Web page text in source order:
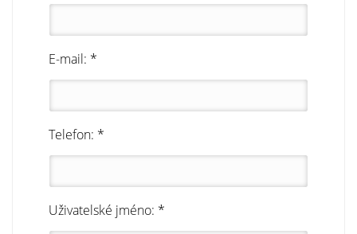
E-mail: *
Telefon: *
Uživatelské jméno: *